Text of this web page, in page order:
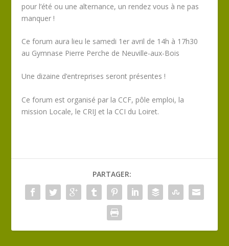
pour l’été ou une alternance, un rendez vous à ne pas
manquer !
Ce forum aura lieu le samedi 1er avril de 14h à 17h30
au Gymnase Pierre Perche de Neuville-aux-Bois
Une dizaine d’entreprises seront présentes !
Ce forum est organisé par la CCF, pôle emploi, la
mission Locale, le CRIJ et la CCI du Loiret.
PARTAGER: